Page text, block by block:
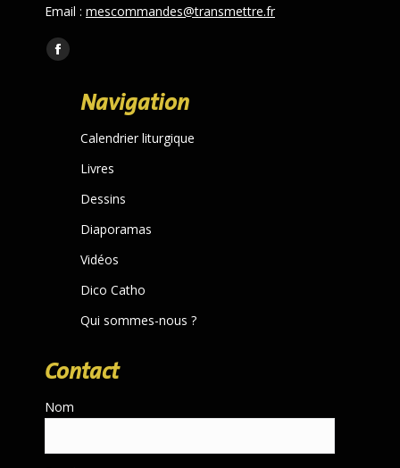
Email : mescommandes@transmettre.fr
Trouvez nous sur :
Facebook
opens
window
Navigation
Calendrier liturgique
Livres
Dessins
Diaporamas
Vidéos
Dico Catho
Qui sommes-nous ?
Contact
Nom